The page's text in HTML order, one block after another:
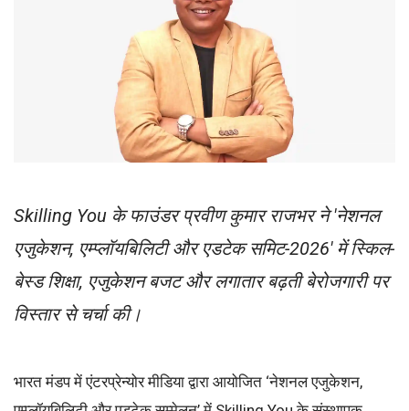
Skilling You के फाउंडर प्रवीण कुमार राजभर ने 'नेशनल
एजुकेशन, एम्प्लॉयबिलिटी और एडटेक समिट-2026' में स्किल-
बेस्ड शिक्षा, एजुकेशन बजट और लगातार बढ़ती बेरोजगारी पर
विस्तार से चर्चा की।
भारत मंडप में एंटरप्रेन्योर मीडिया द्वारा आयोजित ‘नेशनल एजुकेशन,